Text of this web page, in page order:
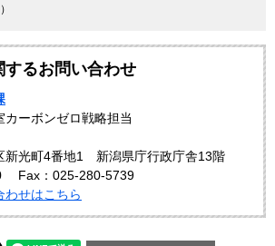
するお問い合わせ
カーボンゼロ戦略担当
新光町4番地1 新潟県庁行政庁舎13階
Fax：025-280-5739
わせはこちら